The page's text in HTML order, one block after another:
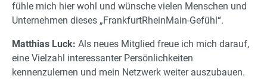
fühle mich hier wohl und wünsche vielen Menschen und
Unternehmen dieses „FrankfurtRheinMain-Gefühl“.
Matthias Luck: Als neues Mitglied freue ich mich darauf,
eine Vielzahl interessanter Persönlichkeiten
kennenzulernen und mein Netzwerk weiter auszubauen.